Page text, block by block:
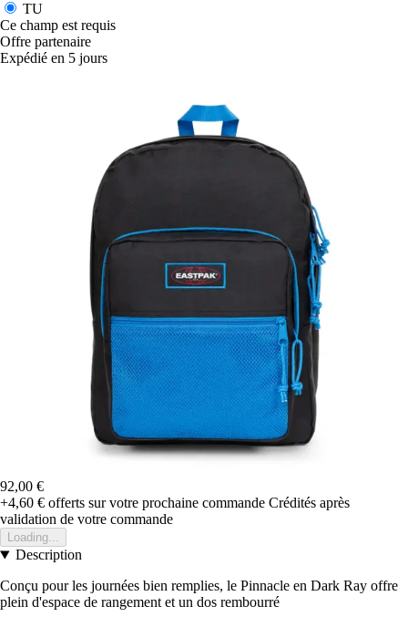
TU
Ce champ est requis
Offre partenaire
Expédié en 5 jours
92,00 €
+4,60 € offerts sur votre prochaine commande Crédités après
validation de votre commande
Loading...
Description
Conçu pour les journées bien remplies, le Pinnacle en Dark Ray offre
plein d'espace de rangement et un dos rembourré